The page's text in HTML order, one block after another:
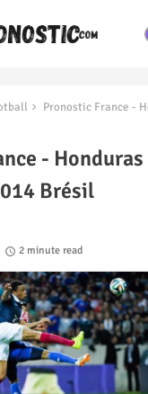
Pronostic France -
- Honduras
Brésil
2 minute read